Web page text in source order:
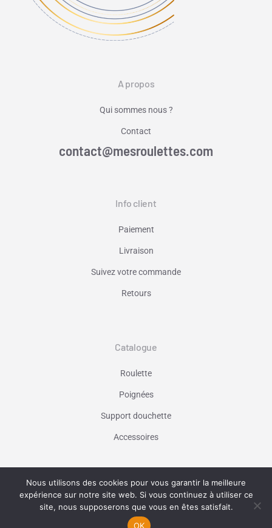
A propos
Qui sommes nous ?
Contact
contact@mesroulettes.com
Info client
Paiement
Livraison
Suivez votre commande
Retours
Catalogue
Roulette
Poignées
Support douchette
Accessoires
Vaniseo - votre agence web à Marseille -
En savoir plus
Nous utilisons des cookies pour vous garantir la meilleure
expérience sur notre site web. Si vous continuez à utiliser ce
site, nous supposerons que vous en êtes satisfait.
OK